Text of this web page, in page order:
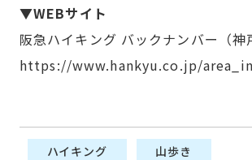
▼WEBサイト
阪急ハイキング バックナンバー（神
https://www.hankyu.co.jp/
ハイキング 山歩き